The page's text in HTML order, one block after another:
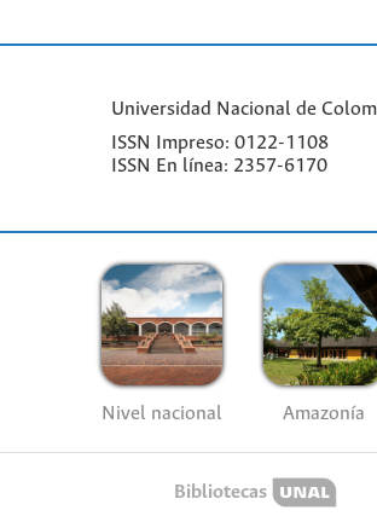
Universidad Nacional de
ISSN Impreso: 0122-1108
ISSN En línea: 2357-6170
Nivel nacional Amazonía
Bibliotecas